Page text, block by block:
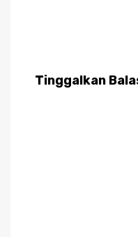
Tinggalkan